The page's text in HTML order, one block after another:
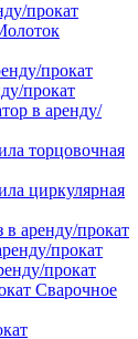
прокат
прокат
в аренду/
торцовочная
циркулярная
в аренду/прокат
прокат
прокат
Сварочное